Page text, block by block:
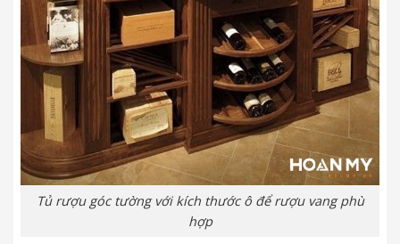
Tủ rượu góc tường với kích thước ô để rượu vang phù
hợp